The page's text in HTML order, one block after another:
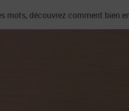
mots, découvrez comment bien